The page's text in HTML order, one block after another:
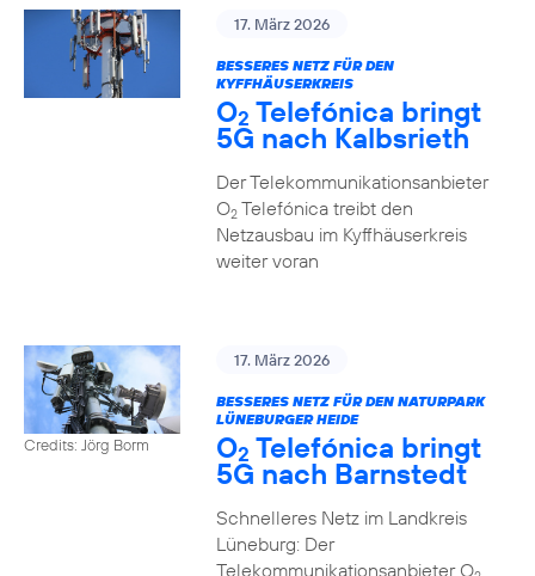
17. März 2026
BESSERES NETZ FÜR DEN
KYFFHÄUSERKREIS
O2 Telefónica bringt
5G nach Kalbsrieth
Der Telekommunikationsanbieter
O2Telefónica treibt den
Netzausbau im Kyffhäuserkreis
weiter voran
Credits: Jörg Borm
17. März 2026
BESSERES NETZ FÜR DEN NATURPARK
LÜNEBURGER HEIDE
O2 Telefónica bringt
5G nach Barnstedt
Schnelleres Netz im Landkreis
Lüneburg: Der
Telekommunikationsanbieter O